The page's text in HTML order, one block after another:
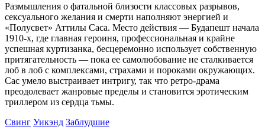
Размышления о фатальной близости классовых разрывов,
сексуального желания и смерти наполняют энергией и
«Полусвет» Аттилы Саса. Место действия — Будапешт начала
1910-х, где главная героиня, профессиональная и крайне
успешная куртизанка, бесцеремонно использует собственную
притягательность — пока ее самолюбование не сталкивается
лоб в лоб с комплексами, страхами и пороками окружающих.
Сас умело выстраивает интригу, так что ретро-драма
преодолевает жанровые пределы и становится эротическим
триллером из сердца тьмы.
Свинг Уикэнд Заблудшие